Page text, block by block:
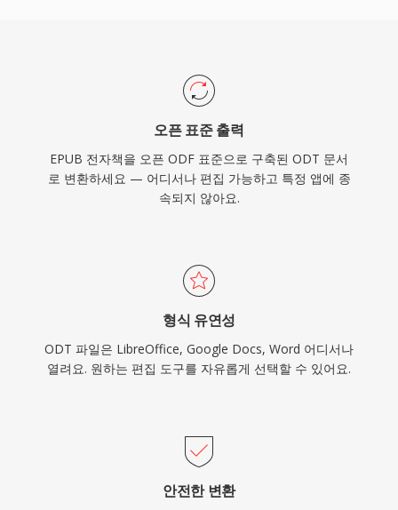
오픈 표준 출력
EPUB 전자책을 오픈 ODF 표준으로 구축된 ODT 문서
로 변환하세요 — 어디서나 편집 가능하고 특정 앱에 종
속되지 않아요.
형식 유연성
ODT 파일은 LibreOffice, Google Docs, Word 어디서나
열려요. 원하는 편집 도구를 자유롭게 선택할 수 있어요.
안전한 변환